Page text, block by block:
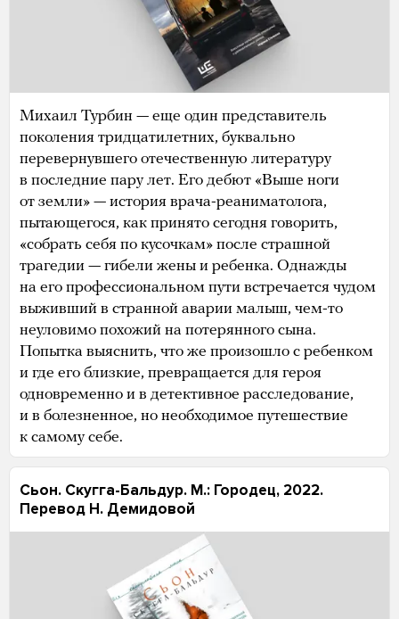
Михаил Турбин — еще один представитель
поколения тридцатилетних, буквально
перевернувшего отечественную литературу
в последние пару лет. Его дебют «Выше ноги
от земли» — история врача-реаниматолога,
пытающегося, как принято сегодня говорить,
«собрать себя по кусочкам» после страшной
трагедии — гибели жены и ребенка. Однажды
на его профессиональном пути встречается чудом
выживший в странной аварии малыш, чем-то
неуловимо похожий на потерянного сына.
Попытка выяснить, что же произошло с ребенком
и где его близкие, превращается для героя
одновременно и в детективное расследование,
и в болезненное, но необходимое путешествие
к самому себе.
Сьон. Скугга-Бальдур. М.: Городец, 2022.
Перевод Н. Демидовой